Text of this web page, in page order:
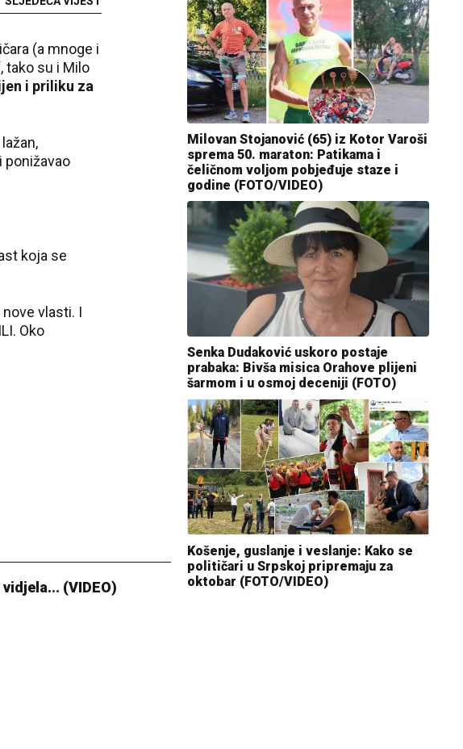
(a mnoge i
tako su i Milo
i priliku za
ponižavao
koja se
vlasti. I
Oko
(VIDEO)
Milovan Stojanović (65) iz Kotor Varoši
sprema 50. maraton: Patikama i
čeličnom voljom pobjeđuje staze i
godine (FOTO/VIDEO)
Senka Dudaković uskoro postaje
prabaka: Bivša misica Orahove plijeni
šarmom i u osmoj deceniji (FOTO)
Košenje, guslanje i veslanje: Kako se
političari u Srpskoj pripremaju za
oktobar (FOTO/VIDEO)